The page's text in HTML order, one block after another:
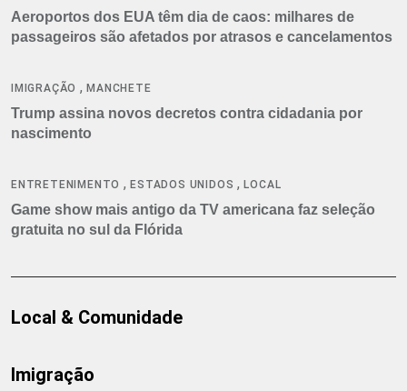
Aeroportos dos EUA têm dia de caos: milhares de
passageiros são afetados por atrasos e cancelamentos
IMIGRAÇÃO ,MANCHETE
Trump assina novos decretos contra cidadania por
nascimento
ENTRETENIMENTO ,ESTADOS UNIDOS ,LOCAL
Game show mais antigo da TV americana faz seleção
gratuita no sul da Flórida
Local & Comunidade
Imigração